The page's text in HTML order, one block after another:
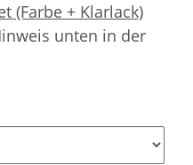
(Farbe + Klarlack)
unten in der